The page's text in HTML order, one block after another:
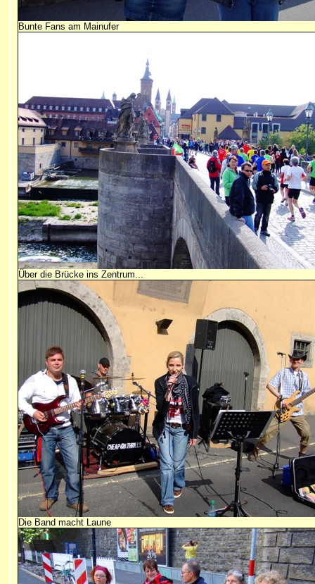
Bunte Fans am Mainufer
Über die Brücke ins Zentrum...
Die Band macht Laune